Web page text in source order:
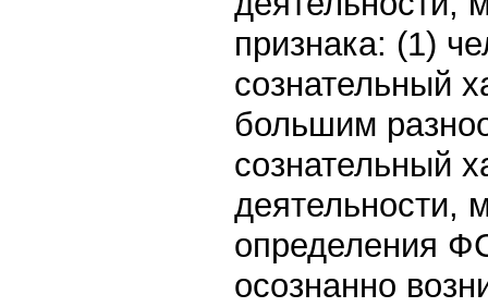
признака: (1)
сознательный
большим
сознательный
деятельности,
определения
осознанно